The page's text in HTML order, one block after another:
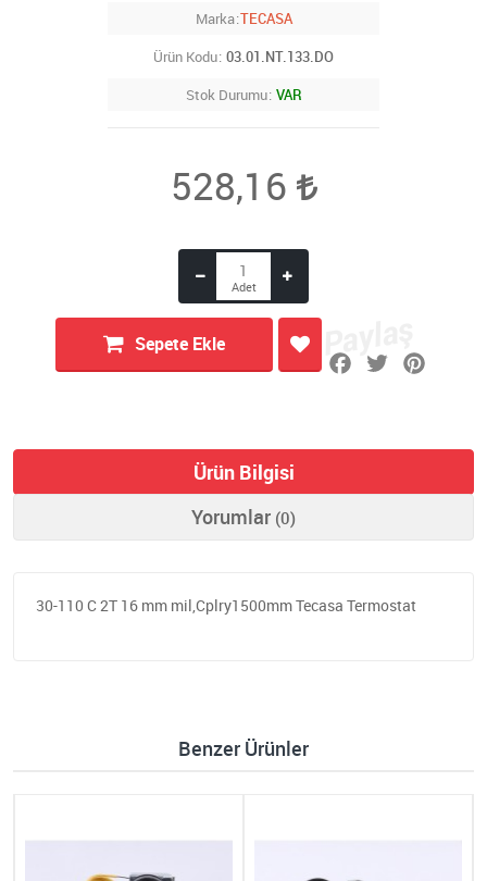
Marka TECASA
Ürün Kodu 03.01.NT.133.DO
Stok Durumu VAR
528,16
Sepete Ekle
Ürün Bilgisi
Yorumlar (0)
30-110 C 2T 16 mm mil,Cplry1500mm Tecasa Termostat
Benzer Ürünler